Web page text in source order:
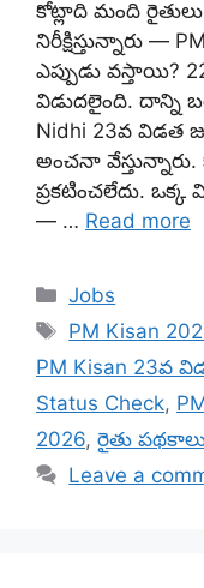
కోట్లాది మంది
నిరీక్షిస్తున్నారు —
ఎప్పుడు వస్తాయి?
విడుదలైంది. దాన్ని
Nidhi 23వ విడత
అంచనా
ప్రకటించలేదు.
— … Read more
Categories
Jobs
Tags
PM Kisan
PM Kisan 23వ
Status Check,
2026, రైతు
Leave a